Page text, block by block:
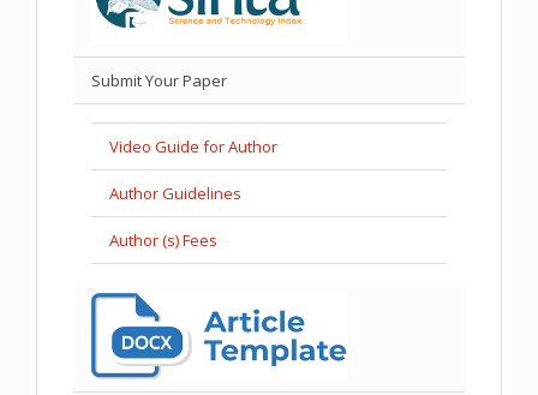
Submit Your Paper
Video Guide for Author
Author Guidelines
Author (s) Fees